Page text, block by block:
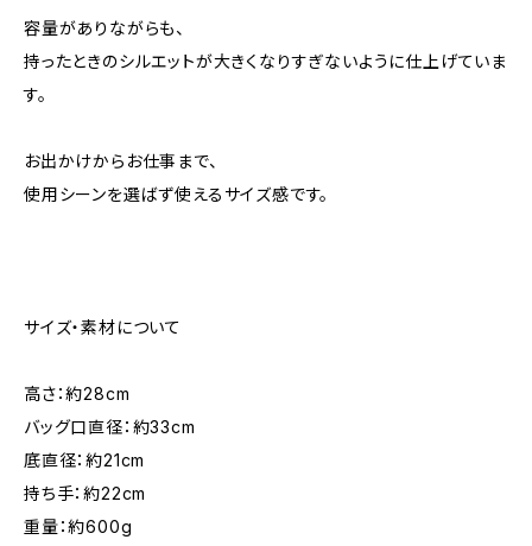
容量がありながらも、
持ったときのシルエットが大きくなりすぎないように仕上げていま
す。
お出かけからお仕事まで、
使用シーンを選ばず使えるサイズ感です。
サイズ・素材について
高さ：約28cm
バッグ口直径：約33cm
底直径：約21cm
持ち手：約22cm
重量：約600g